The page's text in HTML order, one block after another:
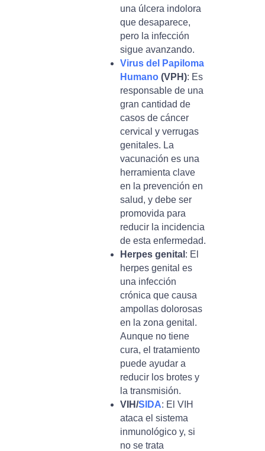
una úlcera indolora
que desaparece,
pero la infección
sigue avanzando.
Virus del Papiloma
Humano (VPH): Es
responsable de una
gran cantidad de
casos de cáncer
cervical y verrugas
genitales. La
vacunación es una
herramienta clave
en la prevención en
salud, y debe ser
promovida para
reducir la incidencia
de esta enfermedad.
Herpes genital : El
herpes genital es
una infección
crónica que causa
ampollas dolorosas
en la zona genital.
Aunque no tiene
cura, el tratamiento
puede ayudar a
reducir los brotes y
la transmisión.
VIH/SIDA: El VIH
ataca el sistema
inmunológico y, si
no se trata